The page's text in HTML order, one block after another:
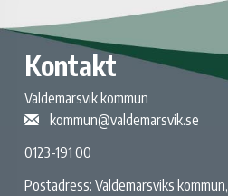
Kontakt
Valdemarsvik kommun
kommun@valdemarsvik.se
0123-191 00
Postadress: Valdemarsviks kommun,